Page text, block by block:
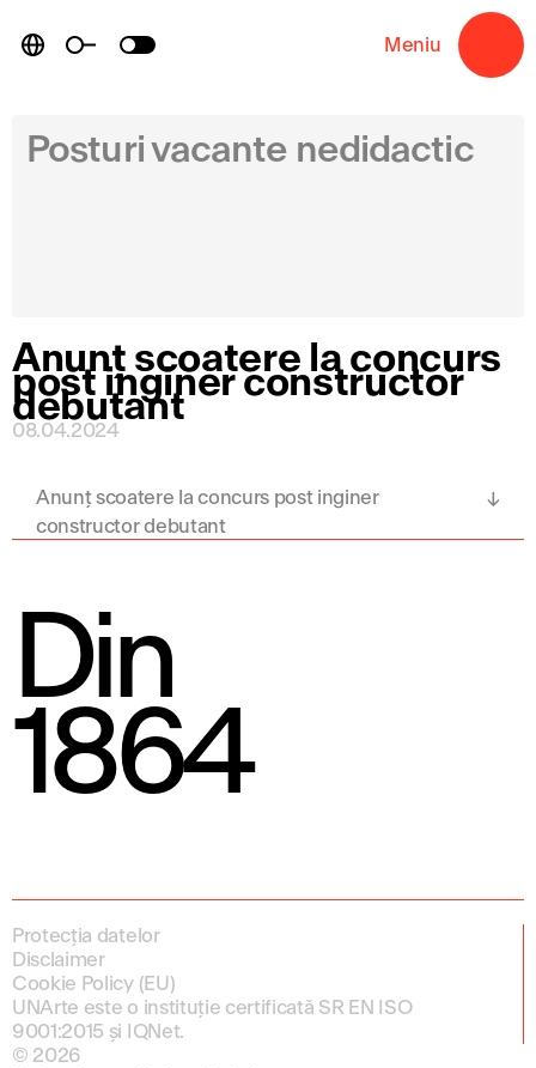
content
Meniu
Posturi vacante nedidactic
Anunț scoatere la concurs
post inginer constructor
debutant
08.04.2024
Anunț scoatere la concurs post inginer
constructor debutant
Din
1864
Protecția datelor
Disclaimer
Cookie Policy (EU)
UNArte este o instituție certificată SR EN ISO
9001:2015 și IQNet.
© 2026